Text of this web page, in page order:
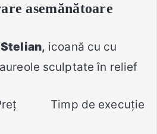
asemănătoare
, icoană cu cu
sculptate în relief
Timp de execuție